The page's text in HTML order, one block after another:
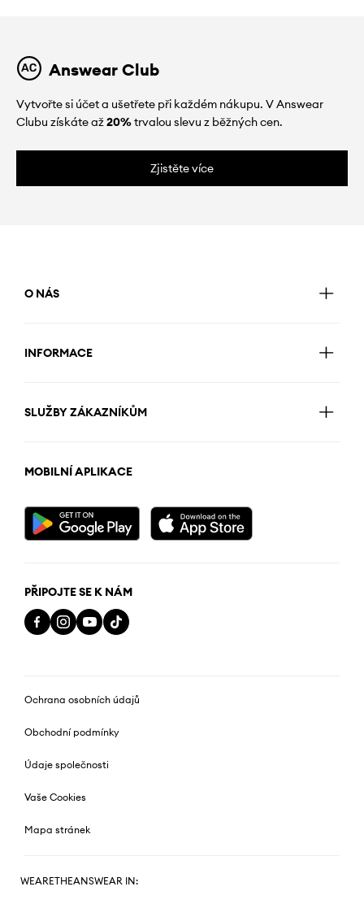
Answear Club
Vytvořte si účet a ušetřete při každém nákupu. V Answear
Clubu získáte až20%trvalou slevu z běžných cen.
Zjistěte více
O NÁS
INFORMACE
SLUŽBY ZÁKAZNÍKŮM
MOBILNÍ APLIKACE
PŘIPOJTE SE K NÁM
Ochrana osobních údajů
Obchodní podmínky
Údaje společnosti
Vaše Cookies
Mapa stránek
WEARETHEANSWEAR IN: